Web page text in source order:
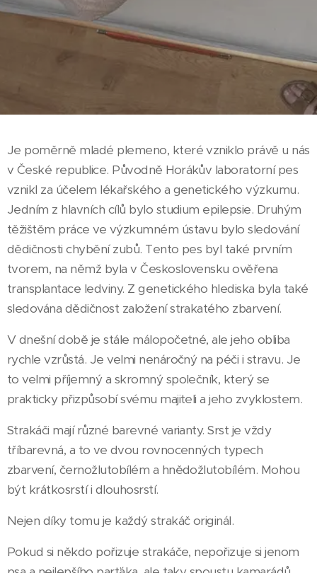
Je poměrně mladé plemeno, které vzniklo právě u nás
v České republice. Původně Horákův laboratorní pes
vznikl za účelem lékařského a genetického výzkumu.
Jedním z hlavních cílů bylo studium epilepsie. Druhým
těžištěm práce ve výzkumném ústavu bylo sledování
dědičnosti chybění zubů. Tento pes byl také prvním
tvorem, na němž byla v Československu ověřena
transplantace ledviny. Z genetického hlediska byla také
sledována dědičnost založení strakatého zbarvení.
V dnešní době je stále málopočetné, ale jeho obliba
rychle vzrůstá. Je velmi nenáročný na péči i stravu. Je
to velmi příjemný a skromný společník, který se
prakticky přizpůsobí svému majiteli a jeho zvyklostem.
Strakáči mají různé barevné varianty. Srst je vždy
tříbarevná, a to ve dvou rovnocenných typech
zbarvení, černožlutobílém a hnědožlutobílém. Mohou
být krátkosrstí i dlouhosrstí.
Nejen díky tomu je každý strakáč originál.
Pokud si někdo pořizuje strakáče, nepořizuje si jenom